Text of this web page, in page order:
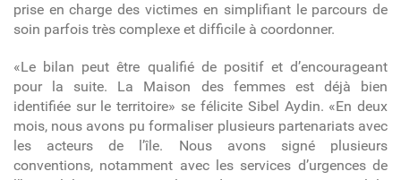
prise en charge des victimes en simplifiant le parcours de
soin parfois très complexe et difficile à coordonner.
«Le bilan peut être qualifié de positif et d’encourageant
pour la suite. La Maison des femmes est déjà bien
identifiée sur le territoire» se félicite Sibel Aydin. «En deux
mois, nous avons pu formaliser plusieurs partenariats avec
les acteurs de l’île. Nous avons signé plusieurs
conventions, notamment avec les services d’urgences de